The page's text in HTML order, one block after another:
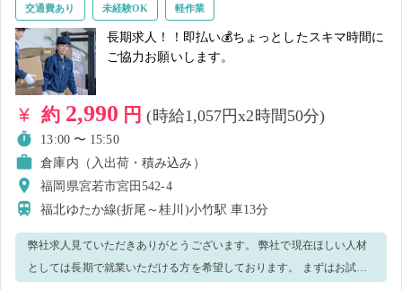
交通費あり 未経験OK 軽作業
長期求人！！即払い💰ちょっとしたスキマ時間に
ご協力お願いします。
約 2,990 円(時給1,057円x2時間50分)
13:00 〜 15:50
倉庫内（入出荷・積み込み）
福岡県宮若市宮田542-4
福北ゆたか線(折尾～桂川)小竹駅車13分
弊社求人見ていただきありがとうございます。 弊社で現在ほしい人材
としては長期で就業いただける方を希望しております。 まずはお試し